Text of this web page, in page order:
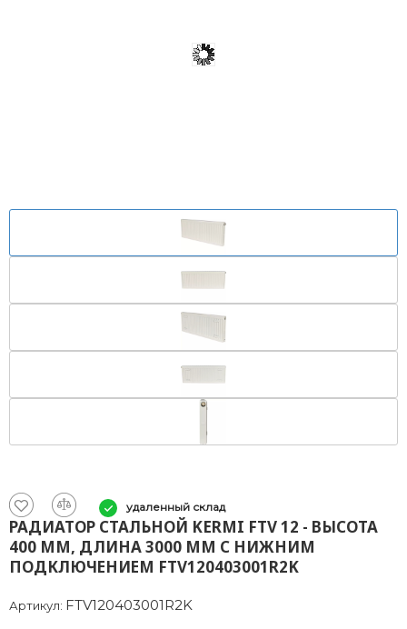
удаленный склад
РАДИАТОР СТАЛЬНОЙ KERMI FTV 12 - ВЫСОТА
400 ММ, ДЛИНА 3000 ММ С НИЖНИМ
ПОДКЛЮЧЕНИЕМ FTV120403001R2K
Артикул: FTV120403001R2K